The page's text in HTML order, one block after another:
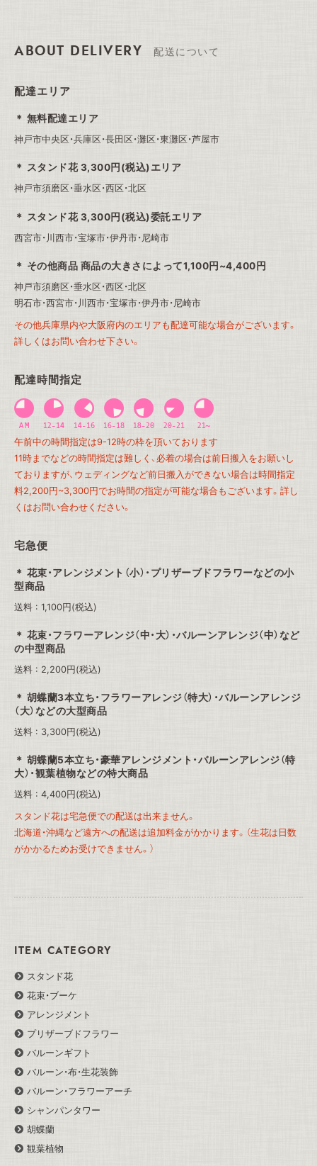
ABOUT DELIVERY 配送について
配達エリア
無料配達エリア
神戸市中央区・兵庫区・長田区・灘区・東灘区・芦屋市
スタンド花 3,300円(税込)エリア
神戸市須磨区・垂水区・西区・北区
スタンド花 3,300円(税込)委託エリア
西宮市・川西市・宝塚市・伊丹市・尼崎市
その他商品 商品の大きさによって1,100円~4,400円
神戸市須磨区・垂水区・西区・北区
明石市・西宮市・川西市・宝塚市・伊丹市・尼崎市
その他兵庫県内や大阪府内のエリアも配達可能な場合がございます。
詳しくはお問い合わせ下さい。
配達時間指定
午前中の時間指定は9-12時の枠を頂いております
11時までなどの時間指定は難しく、必着の場合は前日搬入をお願いし
ておりますが、ウェディングなど前日搬入ができない場合は時間指定
料2,200円~3,300円でお時間の指定が可能な場合もございます。詳し
くはお問い合わせください。
宅急便
花束・アレンジメント（小）・プリザーブドフラワーなどの小
型商品
送料 : 1,100円(税込)
花束・フラワーアレンジ（中・大）・バルーンアレンジ（中）など
の中型商品
送料 : 2,200円(税込)
胡蝶蘭3本立ち・フラワーアレンジ（特大）・バルーンアレンジ
（大）などの大型商品
送料 : 3,300円(税込)
胡蝶蘭5本立ち・豪華アレンジメント・バルーンアレンジ（特
大）・観葉植物などの特大商品
送料 : 4,400円(税込)
スタンド花は宅急便での配送は出来ません。
北海道・沖縄など遠方への配送は追加料金がかかります。（生花は日数
がかかるためお受けできません。）
ITEM CATEGORY
スタンド花
花束・ブーケ
アレンジメント
プリザーブドフラワー
バルーンギフト
バルーン・布・生花装飾
バルーン・フラワーアーチ
シャンパンタワー
胡蝶蘭
観葉植物